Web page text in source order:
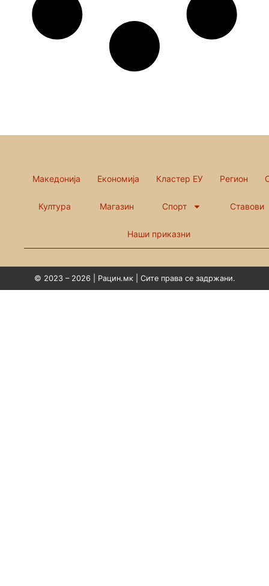
Македонија Економија Кластер ЕУ Регион
Култура Магазин Спорт Ставови
Наши приказни
© 2023 – 2026 | Рацин.мк | Сите права се задржани.